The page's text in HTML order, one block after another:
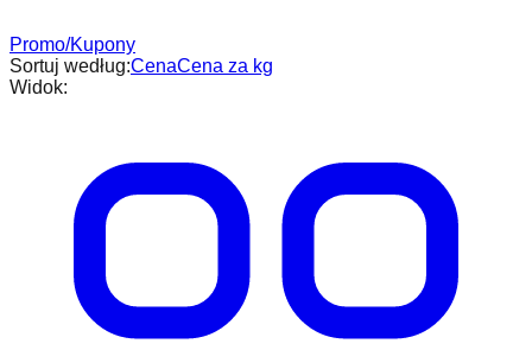
Promo/Kupony
Sortuj według:CenaCena za kg
Widok: